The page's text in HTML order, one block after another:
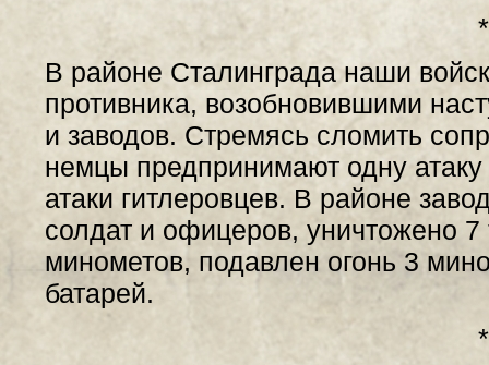
В районе Сталинграда наши
противника, возобновившими
и заводов. Стремясь сломить
немцы предпринимают одну
атаки гитлеровцев. В районе
солдат и офицеров, уничтожено 7
минометов, подавлен огонь 3
батарей.